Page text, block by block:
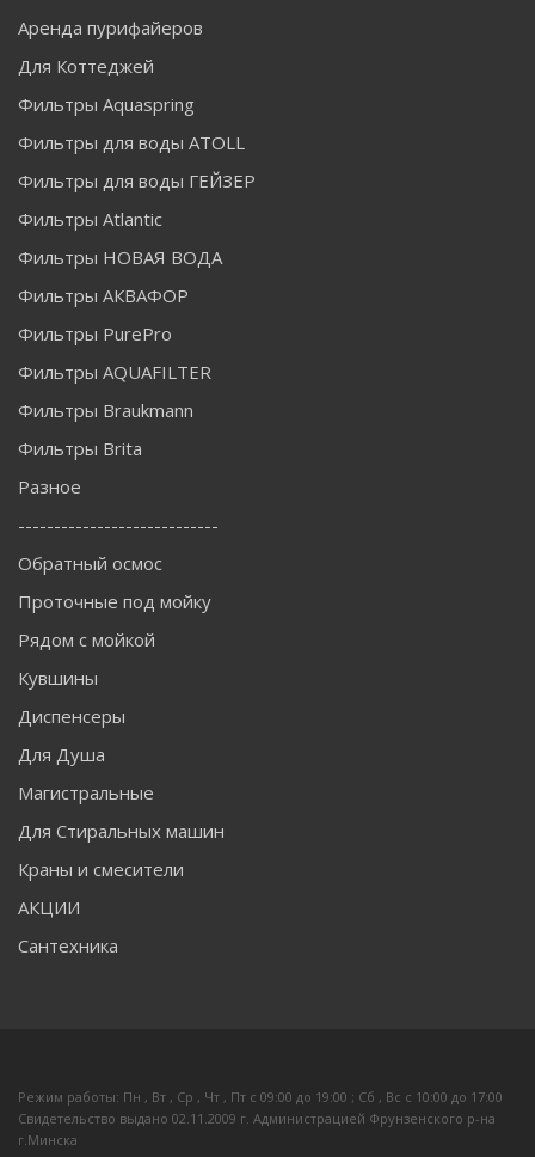
Аренда пурифайеров
Для Коттеджей
Фильтры Aquaspring
Фильтры для воды ATOLL
Фильтры для воды ГЕЙЗЕР
Фильтры Atlantic
Фильтры НОВАЯ ВОДА
Фильтры АКВАФОР
Фильтры PurePro
Фильтры AQUAFILTER
Фильтры Braukmann
Фильтры Brita
Разное
----------------------------
Обратный осмос
Проточные под мойку
Рядом с мойкой
Кувшины
Диспенсеры
Для Душа
Магистральные
Для Стиральных машин
Краны и смесители
АКЦИИ
Сантехника
Режим работы: Пн , Вт , Ср , Чт , Пт c 09:00 до 19:00 ; Сб , Вс c 10:00 до 17:00
Свидетельство выдано 02.11.2009 г. Администрацией Фрунзенского р-на
г.Минска